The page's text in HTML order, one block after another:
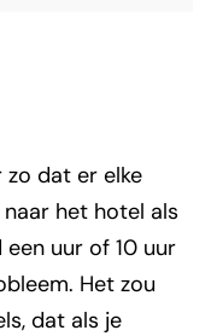
zo dat er elke
het hotel als
uur of 10 uur
Het zou
dat als je